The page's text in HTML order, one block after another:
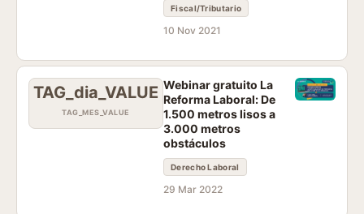
Fiscal/Tributario
10 Nov 2021
TAG_dia_VALUE
TAG_MES_VALUE
Webinar gratuito La
Reforma Laboral: De
1.500 metros lisos a
3.000 metros
obstáculos
Derecho Laboral
29 Mar 2022